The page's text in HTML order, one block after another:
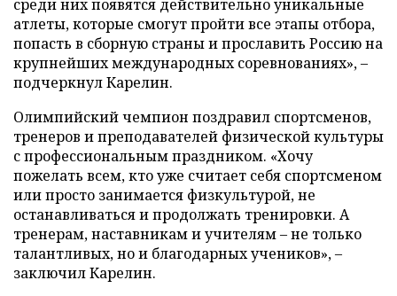
среди них появятся действительно уникальные
атлеты, которые смогут пройти все этапы отбора,
попасть в сборную страны и прославить Россию на
крупнейших международных соревнованиях», –
подчеркнул Карелин.
Олимпийский чемпион поздравил спортсменов,
тренеров и преподавателей физической культуры
с профессиональным праздником. «Хочу
пожелать всем, кто уже считает себя спортсменом
или просто занимается физкультурой, не
останавливаться и продолжать тренировки. А
тренерам, наставникам и учителям – не только
талантливых, но и благодарных учеников», –
заключил Карелин.